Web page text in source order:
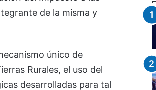
de la misma y
único de
Rurales, el uso del
desarrolladas para tal